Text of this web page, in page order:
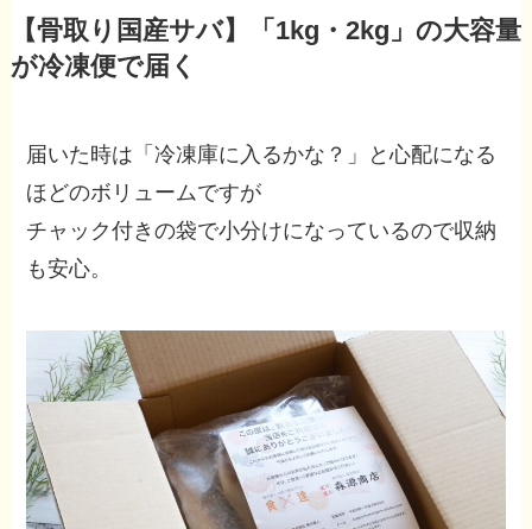
【骨取り国産サバ】「1kg・2kg」の大容量
が冷凍便で届く
届いた時は「冷凍庫に入るかな？」と心配になる
ほどのボリュームですが
チャック付きの袋で小分けになっているので収納
も安心。